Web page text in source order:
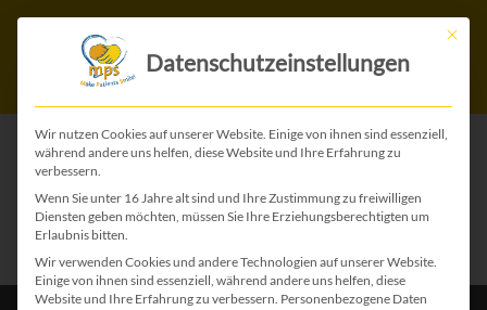
Mit
Datenschutzeinstellungen
Wir nutzen Cookies auf unserer Website. Einige von ihnen sind essenziell,
während andere uns helfen, diese Website und Ihre Erfahrung zu
verbessern.
Wenn Sie unter 16 Jahre alt sind und Ihre Zustimmung zu freiwilligen
Diensten geben möchten, müssen Sie Ihre Erziehungsberechtigten um
Erlaubnis bitten.
Wir verwenden Cookies und andere Technologien auf unserer Website.
Einige von ihnen sind essenziell, während andere uns helfen, diese
Website und Ihre Erfahrung zu verbessern. Personenbezogene Daten